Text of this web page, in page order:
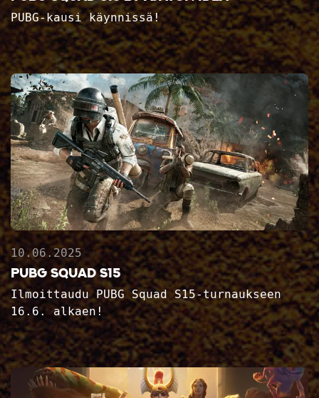
PUBG-kausi käynnissä!
10.06.2025
PUBG Squad S15
Ilmoittaudu PUBG Squad S15-turnaukseen
16.6. alkaen!